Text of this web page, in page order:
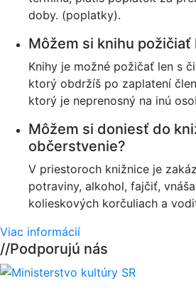
doby. (poplatky).
Môžem si knihu požičiať
Knihy je možné požičať len s
ktorý obdržíš po zaplatení
ktorý je neprenosný na inú
Môžem si doniesť do
občerstvenie?
V priestoroch knižnice je
potraviny, alkohol, fajčiť,
kolieskových korčuliach a
Viac informácií
//Podporujú nás